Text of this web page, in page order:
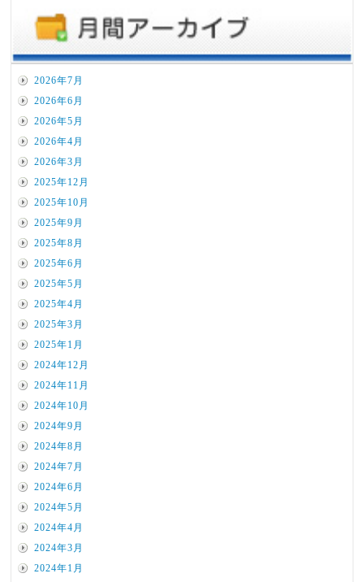
2026年7月
2026年6月
2026年5月
2026年4月
2026年3月
2025年12月
2025年10月
2025年9月
2025年8月
2025年6月
2025年5月
2025年4月
2025年3月
2025年1月
2024年12月
2024年11月
2024年10月
2024年9月
2024年8月
2024年7月
2024年6月
2024年5月
2024年4月
2024年3月
2024年1月